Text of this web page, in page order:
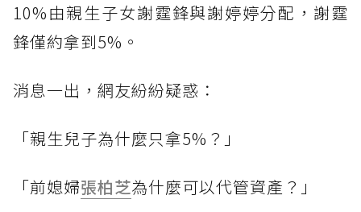
10%由親生子女謝霆鋒與謝婷婷分配，謝霆
鋒僅約拿到5%。
消息一出，網友紛紛疑惑：
「親生兒子為什麼只拿5%？」
「前媳婦張柏芝為什麼可以代管資產？」